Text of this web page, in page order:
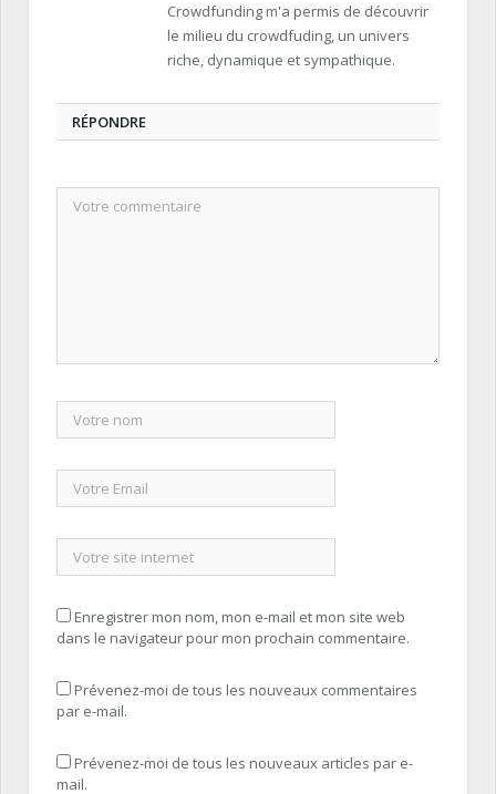
Crowdfunding m'a permis de découvrir
le milieu du crowdfuding, un univers
riche, dynamique et sympathique.
RÉPONDRE
Enregistrer mon nom, mon e-mail et mon site web
dans le navigateur pour mon prochain commentaire.
Prévenez-moi de tous les nouveaux commentaires
par e-mail.
Prévenez-moi de tous les nouveaux articles par e-
mail.